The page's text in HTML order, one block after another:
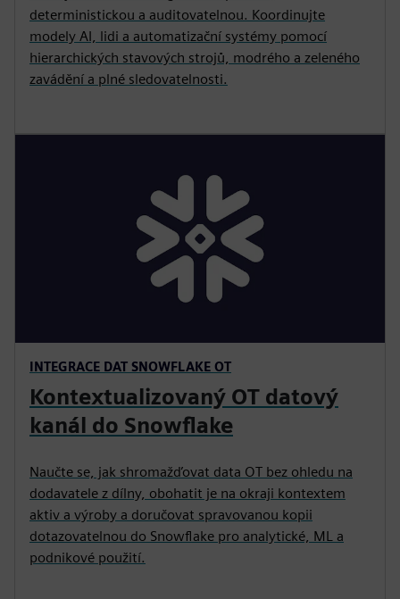
deterministickou a auditovatelnou. Koordinujte
modely AI, lidi a automatizační systémy pomocí
hierarchických stavových strojů, modrého a zeleného
zavádění a plné sledovatelnosti.
INTEGRACE DAT SNOWFLAKE OT
Kontextualizovaný OT datový
kanál do Snowflake
Naučte se, jak shromažďovat data OT bez ohledu na
dodavatele z dílny, obohatit je na okraji kontextem
aktiv a výroby a doručovat spravovanou kopii
dotazovatelnou do Snowflake pro analytické, ML a
podnikové použití.